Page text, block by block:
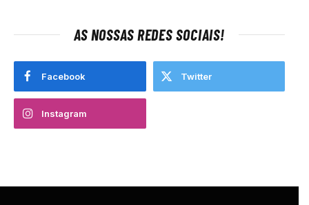
AS NOSSAS REDES SOCIAIS!
Facebook Twitter
Instagram